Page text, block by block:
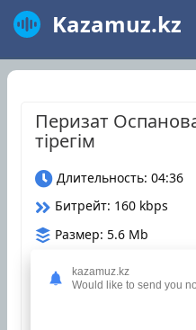
Kazamuz.kz
Перизат
тірегім
Длительность: 04:36
Битрейт: 160 kbps
Размер: 5.6 Mb
Загрузки: 3
kazamuz.kz
Would like to send you